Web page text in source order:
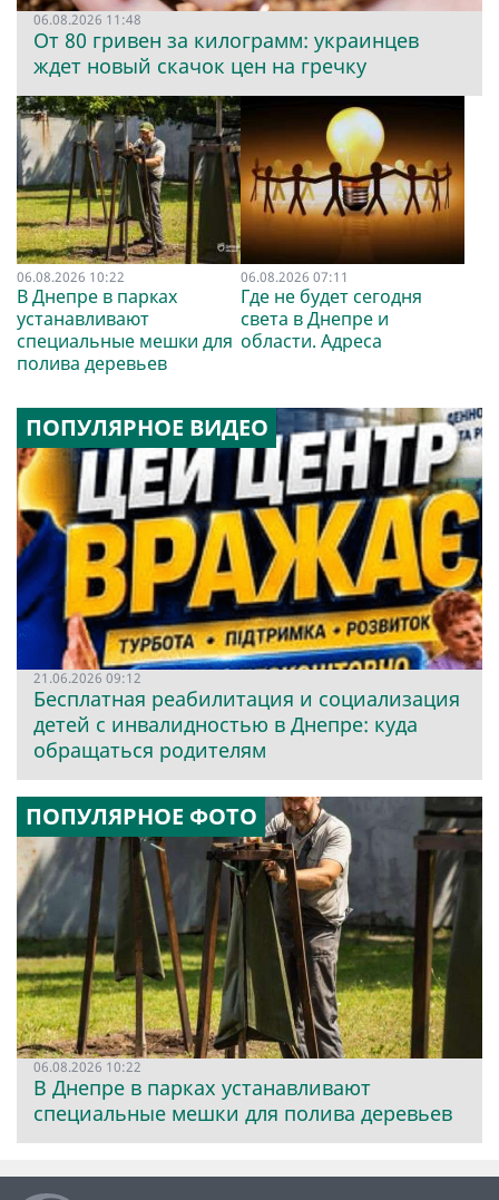
06.08.2026 11:48
От 80 гривен за килограмм: украинцев
ждет новый скачок цен на гречку
06.08.2026 10:22
В Днепре в парках
устанавливают
специальные мешки для
полива деревьев
06.08.2026 07:11
Где не будет сегодня
света в Днепре и
области. Адреса
ПОПУЛЯРНОЕ ВИДЕО
21.06.2026 09:12
Бесплатная реабилитация и социализация
детей с инвалидностью в Днепре: куда
обращаться родителям
ПОПУЛЯРНОЕ ФОТО
06.08.2026 10:22
В Днепре в парках устанавливают
специальные мешки для полива деревьев